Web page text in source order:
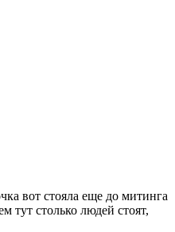
вот стояла еще до митинга
тут столько людей стоят,